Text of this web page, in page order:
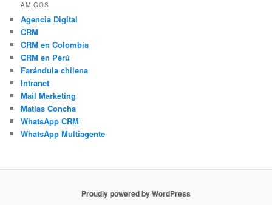
AMIGOS
Agencia Digital
CRM
CRM en Colombia
CRM en Perú
Farándula chilena
Intranet
Mail Marketing
Matias Concha
WhatsApp CRM
WhatsApp Multiagente
Proudly powered by WordPress